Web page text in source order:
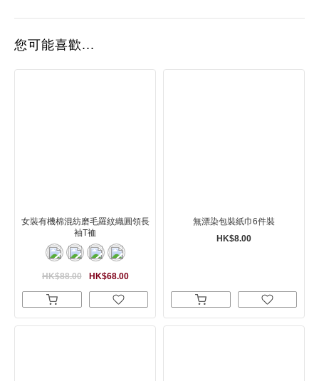
您可能喜歡...
女裝有機棉混紡磨毛羅紋織圓領長
袖T裇
HK$68.00
HK$88.00
無漂染包裝紙巾6件裝
HK$8.00